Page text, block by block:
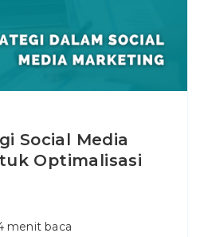
Social Media
Optimalisasi
menit baca